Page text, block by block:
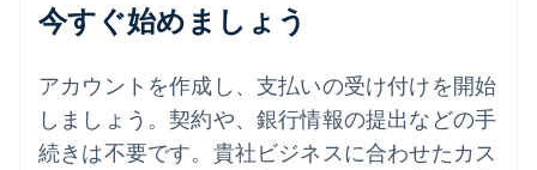
今すぐ始めましょう
アカウントを作成し、支払いの受け付けを開始
しましょう。契約や、銀行情報の提出などの手
続きは不要です。貴社ビジネスに合わせたカス
English
Deutsch English
ニュージーランド
English
ノルウェー